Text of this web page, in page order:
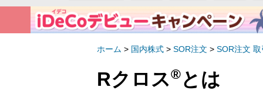
ホーム > 国内株式 > SOR注文 > SOR注文
Rクロス® とは